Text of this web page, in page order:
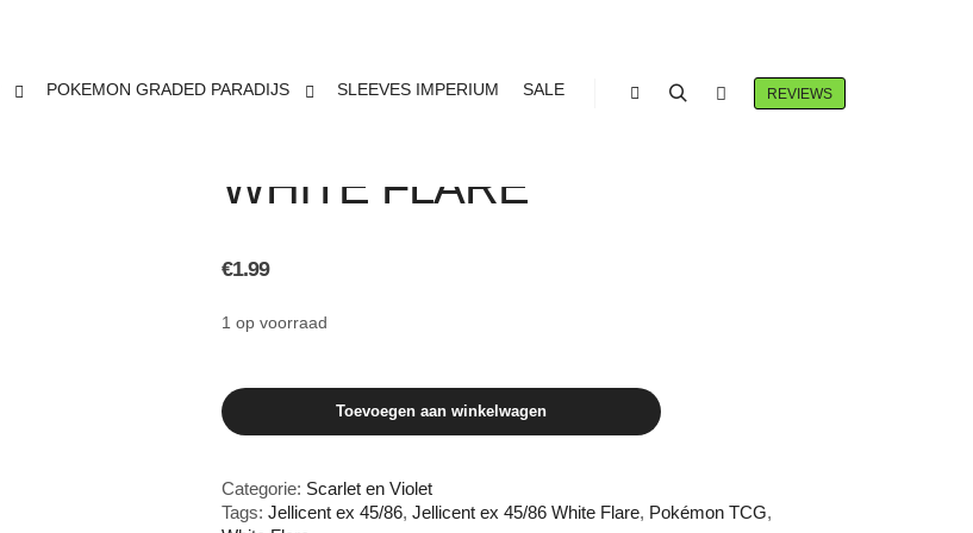
POKEMON GRADED PARADIJS SLEEVES IMPERIUM SALE REVIEWS
WHITE FLARE
€1.99
1 op voorraad
Jellicent
ex
45/86
Flare
aantal
Toevoegen aan winkelwagen
Categorie: Scarlet en Violet
Tags:Jellicent ex 45/86,Jellicent ex 45/86 White Flare, Pokémon TCG,